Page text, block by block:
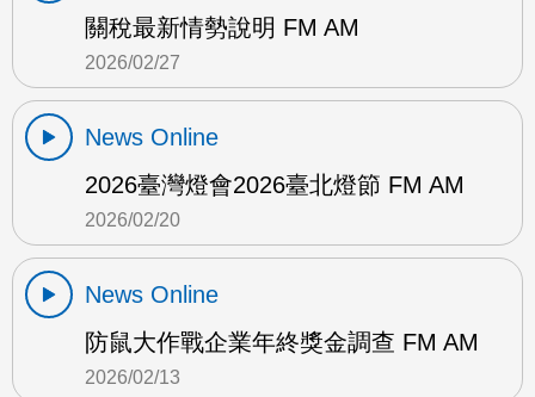
關稅最新情勢說明 FM AM
2026/02/27
News Online
2026臺灣燈會2026臺北燈節 FM AM
2026/02/20
News Online
防鼠大作戰企業年終獎金調查 FM AM
2026/02/13